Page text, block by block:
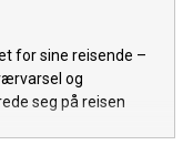
for sine reisende –
og
seg på reisen